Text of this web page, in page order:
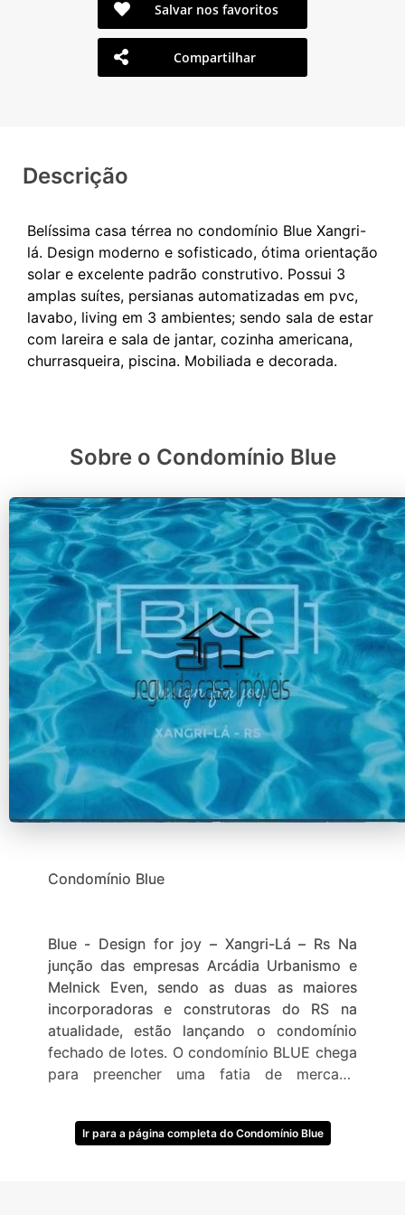
Salvar nos favoritos
Compartilhar
Descrição
Belíssima casa térrea no condomínio Blue Xangri-
lá. Design moderno e sofisticado, ótima orientação
solar e excelente padrão construtivo. Possui 3
amplas suítes, persianas automatizadas em pvc,
lavabo, living em 3 ambientes; sendo sala de estar
com lareira e sala de jantar, cozinha americana,
Sobre o Condomínio Blue
Condomínio Blue
Blue - Design for joy – Xangri-Lá – Rs Na
junção das empresas Arcádia Urbanismo e
Melnick Even, sendo as duas as maiores
incorporadoras e construtoras do RS na
atualidade, estão lançando o condomínio
fechado de lotes. O condomínio BLUE chega
para preencher uma fatia de mercado
Xangri-Lá para clientes que procuram um
condomínio no centro da cidade e próximo
Ir para a página completa do Condomínio Blue